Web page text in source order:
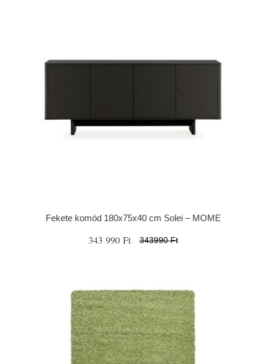
Fekete komód 180x75x40 cm Solei – MOME
343 990 Ft 343990 Ft